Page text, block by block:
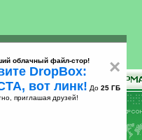
×
облачный файл-стор!
DropBox:
вот линк! До 25 ГБ
приглашая друзей!